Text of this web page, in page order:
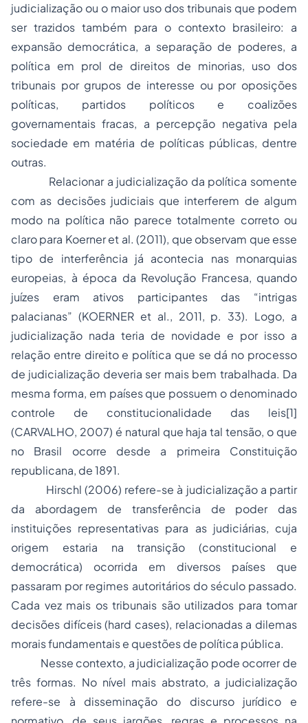
judicialização ou o maior uso dos tribunais que podem
ser trazidos também para o contexto brasileiro: a
expansão democrática, a separação de poderes, a
política em prol de direitos de minorias, uso dos
tribunais por grupos de interesse ou por oposições
políticas, partidos políticos e coalizões
governamentais fracas, a percepção negativa pela
sociedade em matéria de políticas públicas, dentre
outras.
Relacionar a judicialização da política somente
com as decisões judiciais que interferem de algum
modo na política não parece totalmente correto ou
claro para Koerner et al. (2011), que observam que esse
tipo de interferência já acontecia nas monarquias
europeias, à época da Revolução Francesa, quando
juízes eram ativos participantes das “intrigas
palacianas” (KOERNER et al., 2011, p. 33). Logo, a
judicialização nada teria de novidade e por isso a
relação entre direito e política que se dá no processo
de judicialização deveria ser mais bem trabalhada. Da
mesma forma, em países que possuem o denominado
controle de constitucionalidade das leis[1]
(CARVALHO, 2007) é natural que haja tal tensão, o que
no Brasil ocorre desde a primeira Constituição
republicana, de 1891.
Hirschl (2006) refere-se à judicialização a partir
da abordagem de transferência de poder das
instituições representativas para as judiciárias, cuja
origem estaria na transição (constitucional e
democrática) ocorrida em diversos países que
passaram por regimes autoritários do século passado.
Cada vez mais os tribunais são utilizados para tomar
decisões difíceis (hard cases), relacionadas a dilemas
morais fundamentais e questões de política pública.
Nesse contexto, a judicialização pode ocorrer de
três formas. No nível mais abstrato, a judicialização
refere-se à disseminação do discurso jurídico e